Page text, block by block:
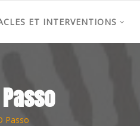
ET INTERVENTIONS
Passo